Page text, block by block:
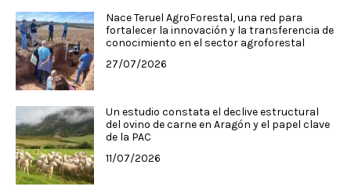
Nace Teruel AgroForestal, una red para
fortalecer la innovación y la transferencia de
conocimiento en el sector agroforestal
27/07/2026
Un estudio constata el declive estructural
del ovino de carne en Aragón y el papel clave
de la PAC
11/07/2026